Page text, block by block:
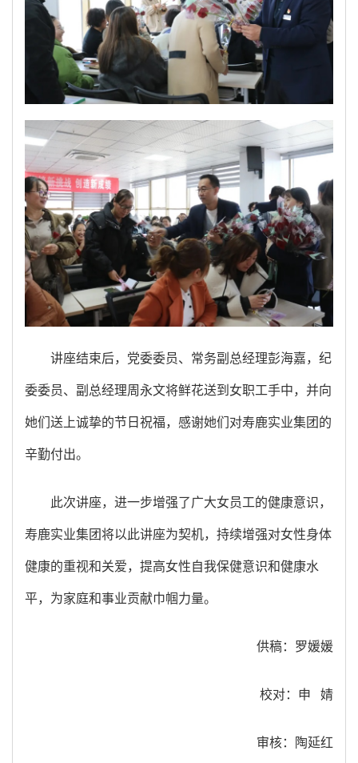
讲座结束后，党委委员、常务副总经理彭海嘉，纪
委委员、副总经理周永文将鲜花送到女职工手中，并向
她们送上诚挚的节日祝福，感谢她们对寿鹿实业集团的
辛勤付出。
此次讲座，进一步增强了广大女员工的健康意识，
寿鹿实业集团将以此讲座为契机，持续增强对女性身体
健康的重视和关爱，提高女性自我保健意识和健康水
平，为家庭和事业贡献巾帼力量。
供稿：罗媛媛
校对：申 婧
审核：陶延红